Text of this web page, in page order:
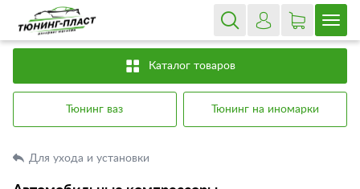
Каталог товаров
Тюнинг ваз Тюнинг на иномарки
Для ухода и установки